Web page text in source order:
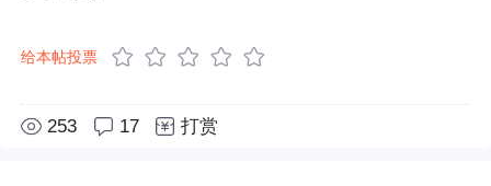
给本帖投票
253 17 打赏